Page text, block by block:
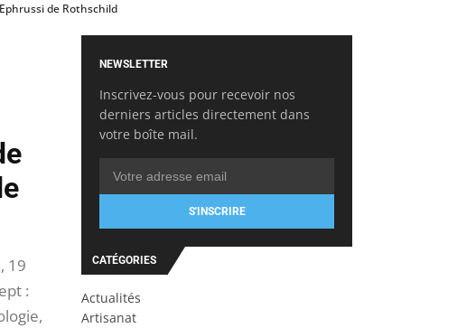
de Rothschild
19
:
NEWSLETTER
Inscrivez-vous pour recevoir nos
derniers articles directement dans
votre boîte mail.
S'INSCRIRE
CATÉGORIES
Actualités
Artisanat